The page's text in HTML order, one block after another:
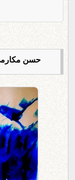
حسن مکارمی